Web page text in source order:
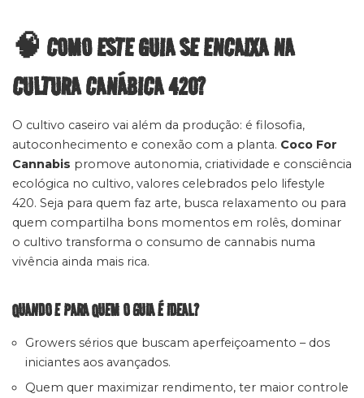
🧠 COMO ESTE GUIA SE ENCAIXA NA
CULTURA CANÁBICA 420?
O cultivo caseiro vai além da produção: é filosofia,
autoconhecimento e conexão com a planta. Coco For
Cannabis promove autonomia, criatividade e consciência
ecológica no cultivo, valores celebrados pelo lifestyle
420. Seja para quem faz arte, busca relaxamento ou para
quem compartilha bons momentos em rolês, dominar
o cultivo transforma o consumo de cannabis numa
vivência ainda mais rica.
QUANDO E PARA QUEM O GUIA É IDEAL?
Growers sérios que buscam aperfeiçoamento – dos
iniciantes aos avançados.
Quem quer maximizar rendimento, ter maior controle